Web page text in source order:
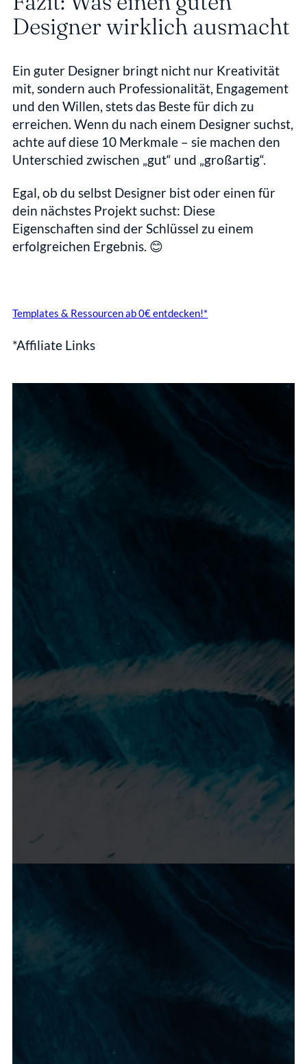
Designer wirklich ausmacht
Ein guter Designer bringt nicht nur Kreativität
mit, sondern auch Professionalität, Engagement
und den Willen, stets das Beste für dich zu
erreichen. Wenn du nach einem Designer suchst,
achte auf diese 10 Merkmale – sie machen den
Unterschied zwischen „gut“ und „großartig“.
Egal, ob du selbst Designer bist oder einen für
dein nächstes Projekt suchst: Diese
Eigenschaften sind der Schlüssel zu einem
erfolgreichen Ergebnis. 😊
Templates & Ressourcen ab 0€ entdecken!*
*Affiliate Links